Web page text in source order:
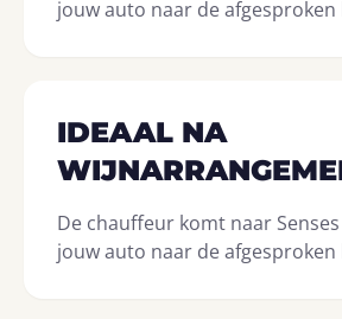
jouw auto naar de
IDEAAL NA
De chauffeur komt naar
jouw auto naar de